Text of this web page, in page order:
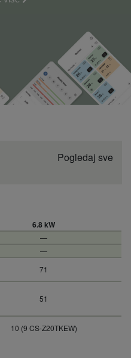
Pogledaj sve
6.8 kW
—
—
71
51
10 (9 CS-Z20TKEW)